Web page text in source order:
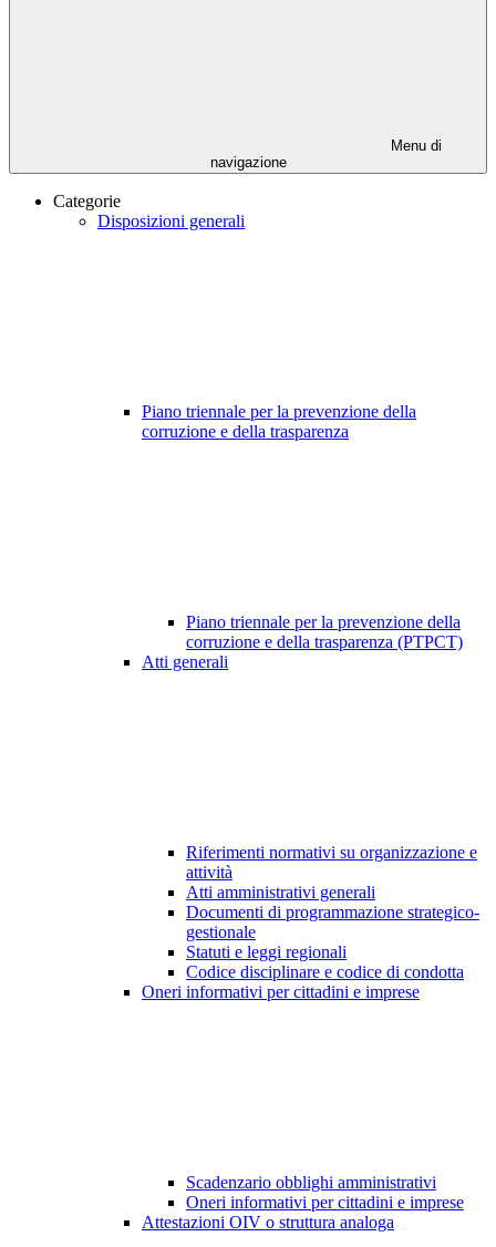
Menu di
navigazione
Categorie
Disposizioni generali
Piano triennale per la prevenzione della
corruzione e della trasparenza
Piano triennale per la prevenzione della
corruzione e della trasparenza (PTPCT)
Atti generali
Riferimenti normativi su organizzazione e
attività
Atti amministrativi generali
Documenti di programmazione strategico-
gestionale
Statuti e leggi regionali
Codice disciplinare e codice di condotta
Oneri informativi per cittadini e imprese
Scadenzario obblighi amministrativi
Oneri informativi per cittadini e imprese
Attestazioni OIV o struttura analoga